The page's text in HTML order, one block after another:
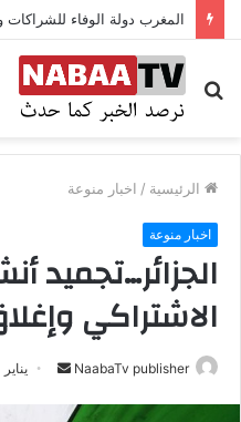
المغرب دولة الوفاء للشراكات
بحث
عن
الرئيسية / اخبار منوعة
اخبار منوعة
الجزائر…تجميد
الاشتراكي
NaabaTv publisher يناير 21, 2022